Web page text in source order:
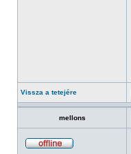
Vissza a tetejére
mellons